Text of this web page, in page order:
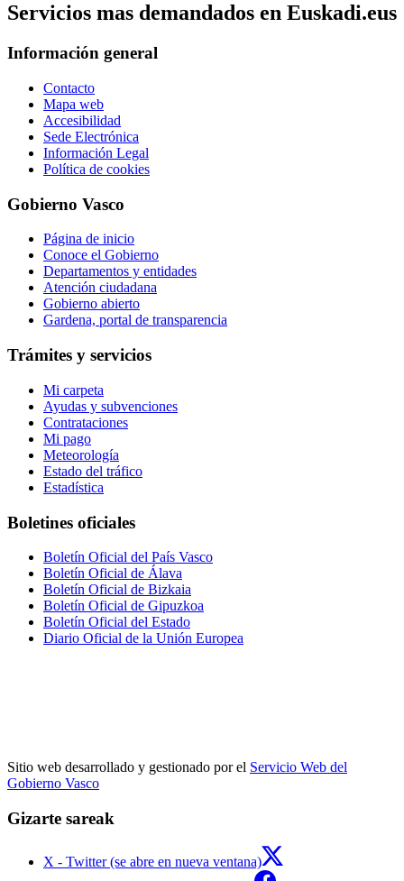
Servicios mas demandados en Euskadi.eus
Información general
Contacto
Mapa web
Accesibilidad
Sede Electrónica
Información Legal
Política de cookies
Gobierno Vasco
Página de inicio
Conoce el Gobierno
Departamentos y entidades
Atención ciudadana
Gobierno abierto
Gardena, portal de transparencia
Trámites y servicios
Mi carpeta
Ayudas y subvenciones
Contrataciones
Mi pago
Meteorología
Estado del tráfico
Estadística
Boletines oficiales
Boletín Oficial del País Vasco
Boletín Oficial de Álava
Boletín Oficial de Bizkaia
Boletín Oficial de Gipuzkoa
Boletín Oficial del Estado
Diario Oficial de la Unión Europea
Sitio web desarrollado y gestionado por el Servicio Web del
Gobierno Vasco
Gizarte sareak
X - Twitter (se abre en nueva ventana)